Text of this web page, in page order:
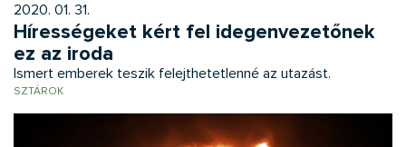
2020. 01. 31.
Hírességeket kért fel idegenvezetőnek
ez az iroda
Ismert emberek teszik felejthetetlenné az utazást.
SZTÁROK